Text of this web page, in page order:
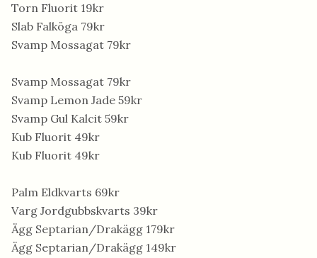
Torn Fluorit 19kr
Slab Falköga 79kr
Svamp Mossagat 79kr
Svamp Mossagat 79kr
Svamp Lemon Jade 59kr
Svamp Gul Kalcit 59kr
Kub Fluorit 49kr
Kub Fluorit 49kr
Palm Eldkvarts 69kr
Varg Jordgubbskvarts 39kr
Ägg Septarian/Drakägg 179kr
Ägg Septarian/Drakägg 149kr